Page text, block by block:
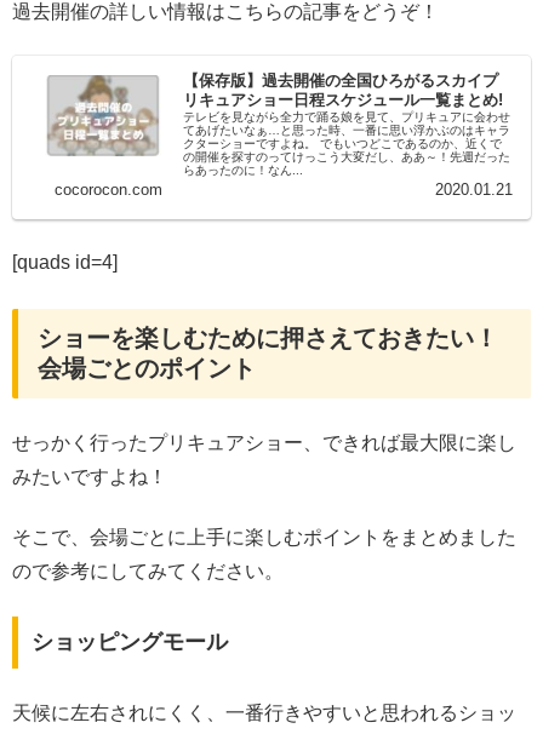
過去開催の詳しい情報はこちらの記事をどうぞ！
【保存版】過去開催の全国ひろがるスカイプ
リキュアショー日程スケジュール一覧まとめ!
テレビを見ながら全力で踊る娘を見て、プリキュアに会わせ
てあげたいなぁ…と思った時、一番に思い浮かぶのはキャラ
クターショーですよね。 でもいつどこであるのか、近くで
の開催を探すのってけっこう大変だし、ああ～！先週だった
らあったのに！なん...
cocorocon.com 2020.01.21
[quads id=4]
ショーを楽しむために押さえておきたい！
会場ごとのポイント
せっかく行ったプリキュアショー、できれば最大限に楽し
みたいですよね！
そこで、会場ごとに上手に楽しむポイントをまとめました
ので参考にしてみてください。
ショッピングモール
天候に左右されにくく、一番行きやすいと思われるショッ